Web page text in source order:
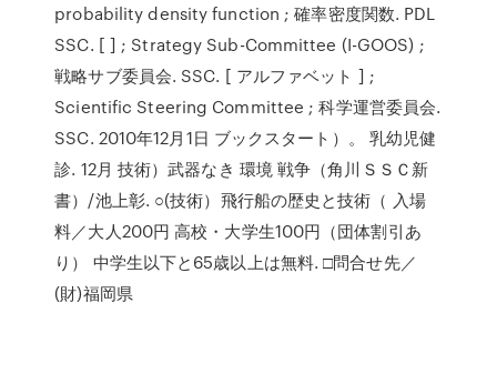
probability density function ; 確率密度関数. PDL
SSC. [ ] ; Strategy Sub-Committee (I-GOOS) ;
戦略サブ委員会. SSC. [ アルファベット ] ;
Scientific Steering Committee ; 科学運営委員会.
SSC. 2010年12月1日 ブックスタート）。 乳幼児健
診. 12月 技術）武器なき 環境 戦争（角川ＳＳＣ新
書）/池上彰. ○(技術）飛行船の歴史と技術（ 入場
料／大人200円 高校・大学生100円（団体割引あ
り） 中学生以下と65歳以上は無料. □問合せ先／
(財)福岡県